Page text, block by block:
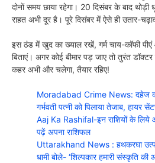
दोनों समय छाया रहेगा। 20 दिसंबर के बाद
राहत अभी दूर है। पूरे दिसंबर में ऐसे ही उतार-
इस ठंड में खुद का ख्याल रखें, गर्म चाय-कॉफी
बिताएं। अगर कोई बीमार पड़ जाए तो तुरंत
कहर अभी और चलेगा, तैयार रहिए!
Moradabad Crime News: दहेज
गर्भवती पत्नी को पिलाया तेजाब, हायर
Aaj Ka Rashifal-इन राशियों के लिये
पढ़ें अपना राशिफल
Uttarakhand News : हथकरघा
धामी बोले- ‘शिल्पकार हमारी संस्कृति की